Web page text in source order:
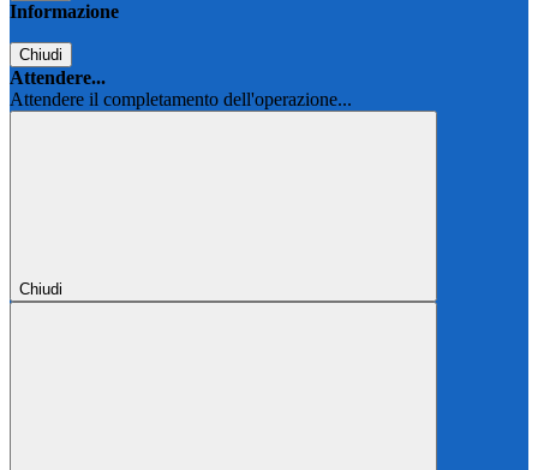
Informazione
Chiudi
Attendere...
Attendere il completamento dell'operazione...
Chiudi